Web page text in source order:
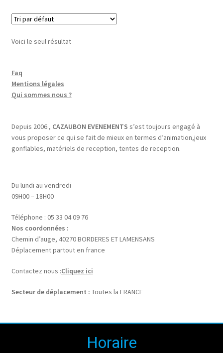
Voici le seul résultat
Faq
Mentions légales
Qui sommes nous ?
Depuis 2006 , CAZAUBON EVENEMENTS s’est toujours engagé à
vous proposer ce qui se fait de mieux en termes d’animation,jeux
gonflables, matériels de reception, tentes de reception.
Du lundi au vendredi
09H00 – 18H00
Téléphone : 05 33 04 09 76
Nos coordonnées :
Chemin d’auge, 40270 BORDERES ET LAMENSANS
Déplacement partout en france
Contactez nous :Cliquez ici
Secteur de déplacement : Toutes la FRANCE
Horaire